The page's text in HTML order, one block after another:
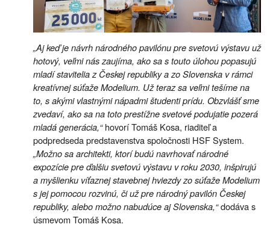
„Aj keď je návrh národného pavilónu pre svetovú výstavu už
hotový, veľmi nás zaujíma, ako sa s touto úlohou popasujú
mladí stavitelia z Českej republiky a zo Slovenska v rámci
kreatívnej súťaže Modelium. Už teraz sa veľmi tešíme na
to, s akými vlastnými nápadmi študenti prídu. Obzvlášť sme
zvedaví, ako sa na toto prestížne svetové podujatie pozerá
mladá generácia,“hovorí Tomáš Kosa, riaditeľ a
podpredseda predstavenstva spoločnosti HSF System.
„Možno sa architekti, ktorí budú navrhovať národné
expozície pre ďalšiu svetovú výstavu v roku 2030, inšpirujú
a myšlienku víťaznej stavebnej hviezdy zo súťaže Modelium
s jej pomocou rozvinú, či už pre národný pavilón Českej
republiky, alebo možno nabudúce aj Slovenska,“dodáva s
úsmevom Tomáš Kosa.